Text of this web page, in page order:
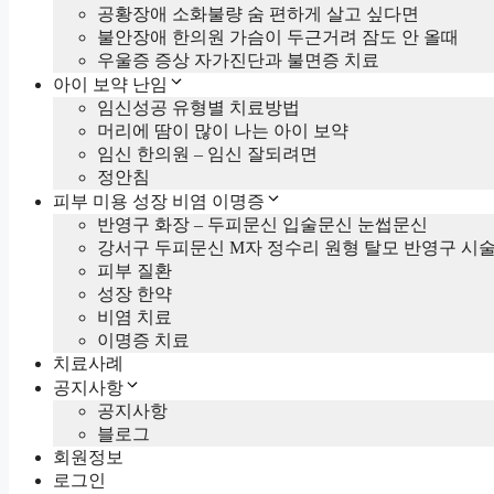
공황장애 소화불량 숨 편하게 살고 싶다면
불안장애 한의원 가슴이 두근거려 잠도 안 올때
우울증 증상 자가진단과 불면증 치료
아이 보약 난임
임신성공 유형별 치료방법
머리에 땀이 많이 나는 아이 보약
임신 한의원 – 임신 잘되려면
정안침
피부 미용 성장 비염 이명증
반영구 화장 – 두피문신 입술문신 눈썹문신
강서구 두피문신 M자 정수리 원형 탈모 반영구 시
피부 질환
성장 한약
비염 치료
이명증 치료
치료사례
공지사항
공지사항
블로그
회원정보
로그인